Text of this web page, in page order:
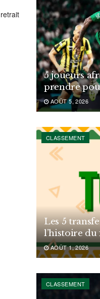
5 joueurs
prendre
AOÛT 5, 2026
CLASSEMENT
Les 5
l’histoire
AOÛT 1, 2026
CLASSEMENT